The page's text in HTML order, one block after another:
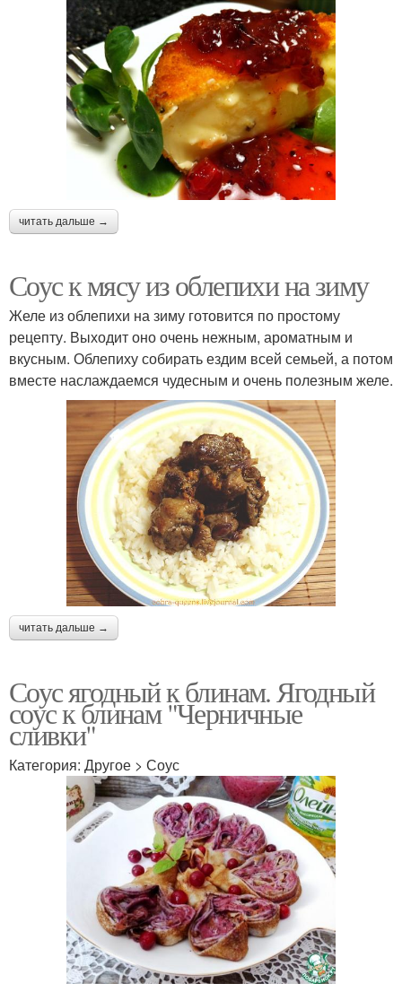
читать дальше →
Соус к мясу из облепихи на зиму
Желе из облепихи на зиму готовится по простому
рецепту. Выходит оно очень нежным, ароматным и
вкусным. Облепиху собирать ездим всей семьей, а потом
вместе наслаждаемся чудесным и очень полезным желе.
читать дальше →
Соус ягодный к блинам. Ягодный
соус к блинам "Черничные
сливки"
Категория: Другое > Соус